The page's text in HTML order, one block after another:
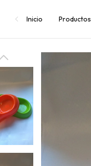
Inicio Productos